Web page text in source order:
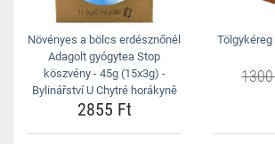
Növényes a bölcs erdésznőnél
Adagolt gyógytea Stop
köszvény - 45g (15x3g) -
Bylinářství U Chytré horákyně
2855 Ft
Tölgykéreg